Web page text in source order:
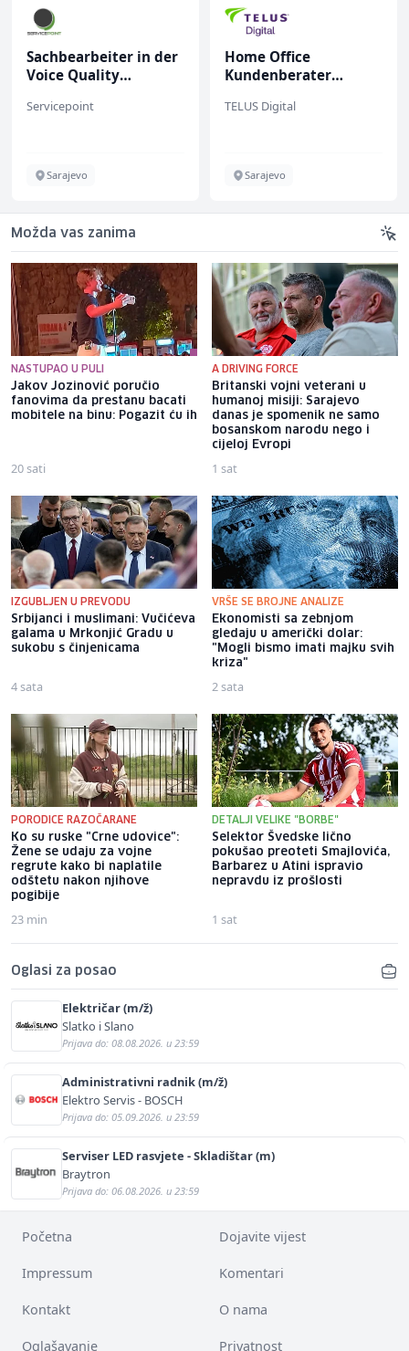
Sachbearbeiter in der
Voice Quality
Servicepoint
Sarajevo
Home Office
Kundenberater
renommiertes
TELUS Digital
Sarajevo
Možda vas zanima
NASTUPAO U PULI
Jakov Jozinović poručio
fanovima da prestanu bacati
mobitele na binu: Pogazit ću ih
20 sati
A DRIVING FORCE
Britanski vojni veterani u
humanoj misiji: Sarajevo
danas je spomenik ne samo
bosanskom narodu nego i
cijeloj Evropi
1 sat
IZGUBLJEN U PREVODU
Srbijanci i muslimani: Vučićeva
galama u Mrkonjić Gradu u
sukobu s činjenicama
4 sata
VRŠE SE BROJNE ANALIZE
Ekonomisti sa zebnjom
gledaju u američki dolar:
"Mogli bismo imati majku svih
kriza"
2 sata
PORODICE RAZOČARANE
Ko su ruske "Crne udovice":
Žene se udaju za vojne
regrute kako bi naplatile
odštetu nakon njihove
pogibije
23 min
DETALJI VELIKE "BORBE"
Selektor Švedske lično
pokušao preoteti Smajlovića,
Barbarez u Atini ispravio
nepravdu iz prošlosti
1 sat
Oglasi za posao
Električar (m/ž)
Slatko i Slano
Prijava do: 08.08.2026. u 23:59
Administrativni radnik (m/ž)
Elektro Servis - BOSCH
Prijava do: 05.09.2026. u 23:59
Serviser LED rasvjete - Skladištar (m)
Braytron
Prijava do: 06.08.2026. u 23:59
Početna Dojavite vijest
Impressum Komentari
Kontakt O nama
Oglašavanje Privatnost